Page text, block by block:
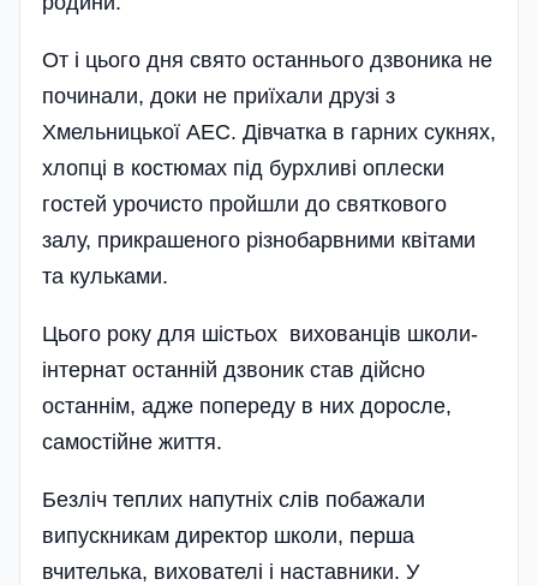
От і цього дня свято останнього дзвоника не
починали, доки не приїхали друзі з
Хмельницької АЕС. Дівчатка в гарних сукнях,
хлопці в костюмах під бурхливі оплески
гостей урочисто пройшли до святкового
залу, прикрашеного різнобарвними квітами
та кульками.
Цього року для шістьох вихованців школи-
інтернат останній дзвоник став дійсно
останнім, адже попереду в них доросле,
самостійне життя.
Безліч теплих напутніх слів побажали
випускникам директор школи, перша
вчителька, вихователі і наставники. У